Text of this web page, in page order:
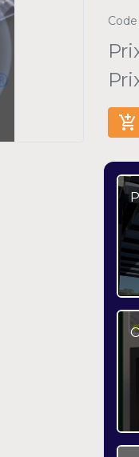
Code
add_shopping_cart